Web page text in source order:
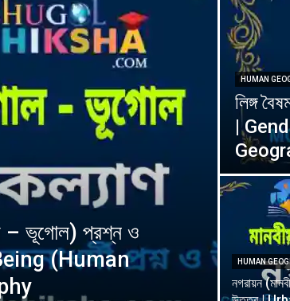
– ভূগোল) প্রশ্ন ও
(Human
HUMAN
লিঙ্গ
|
HUMAN
নগরায়ন